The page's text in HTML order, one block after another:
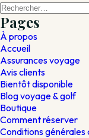
Rechercher :
Pages
À propos
Accueil
Assurances voyage
Avis clients
Bientôt disponible
Blog voyage & golf
Boutique
Comment réserver
Conditions générales